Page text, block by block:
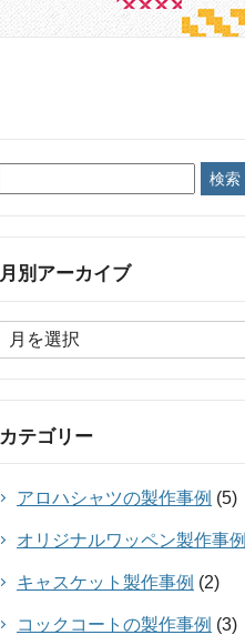
月別アーカイブ
カテゴリー
アロハシャツの製作事例 (5)
オリジナルワッペン製作事例
キャスケット製作事例 (2)
コックコートの製作事例 (3)